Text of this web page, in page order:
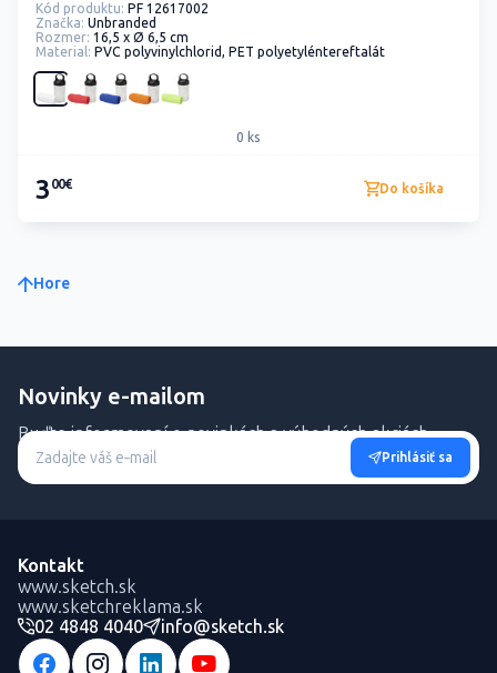
Kód produktu: PF 12617002
Značka: Unbranded
Rozmer: 16,5 x Ø 6,5 cm
Material: PVC polyvinylchlorid, PET polyetyléntereftalát
0 ks
3 00€ Do košíka
Hore
Novinky e-mailom
Buďte informovaní o novinkách a výhodných akciách.
Prihlásiť sa
Kontakt
www.sketch.sk
www.sketchreklama.sk
02 4848 4040
info@sketch.sk